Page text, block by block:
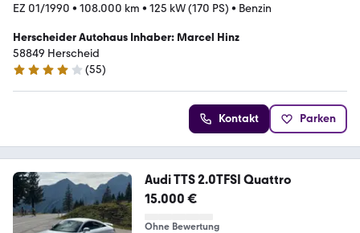
EZ 01/1990 • 108.000 km • 125 kW (170 PS) • Benzin
Herscheider Autohaus Inhaber: Marcel Hinz
58849 Herscheid
4.2 Sterne
(55)
Kontakt Parken
Audi TTS 2.0TFSI Quattro
15.000 €
Ohne Bewertung